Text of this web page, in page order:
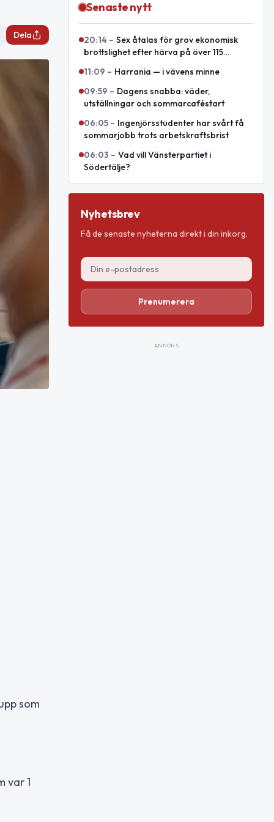
Dela
som
var 1
Senaste nytt
20:14 – Sex åtalas för grov ekonomisk
brottslighet efter härva på över 115
11:09 – Harrania — i vävens minne
09:59 – Dagens snabba: väder,
utställningar och sommarcaféstart
06:05 – Ingenjörsstudenter har svårt få
sommarjobb trots arbetskraftsbrist
06:03 – Vad vill Vänsterpartiet i
Södertälje?
Nyhetsbrev
Få de senaste nyheterna direkt i din inkorg.
Prenumerera
ANNONS